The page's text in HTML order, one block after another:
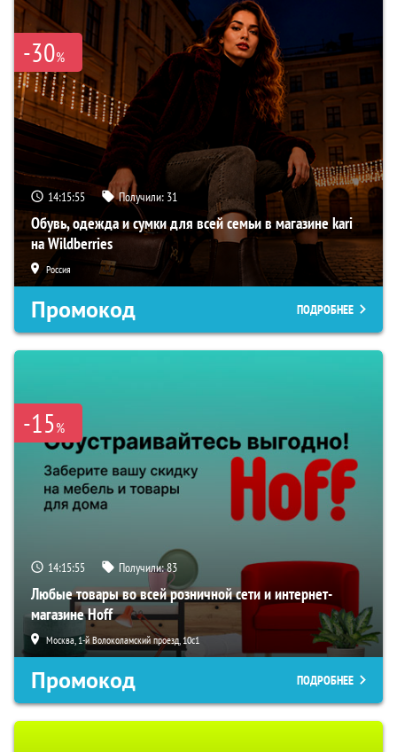
-30%
14:15:54 Получили: 31
Обувь, одежда и сумки для всей семьи в магазине kari
на Wildberries
Россия
Промокод ПОДРОБНЕЕ
-15%
14:15:54 Получили:83
Любые товары во всей розничной сети и интернет-
магазине Hoff
Москва, 1-й Волоколамский проезд, 10с1
Промокод ПОДРОБНЕЕ